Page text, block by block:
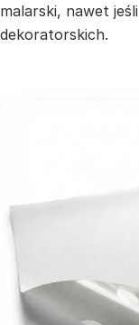
malarski, nawet
dekoratorskich.